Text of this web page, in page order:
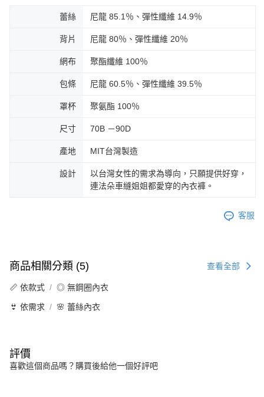
蕾絲 尼龍 85.1％、彈性纖維 14.9％
背片 尼龍 80％、彈性纖維 20％
網布 聚酯纖維 100％
包條 尼龍 60.5％、彈性纖維 39.5％
罩杯 聚氨酯 100％
尺寸 70B －90D
產地 MIT台灣製造
設計
以台灣女性的需求為導向，只願提供好穿，
連法朵車縫姐姐都愛穿的內衣褲。
客服
商品相關分類 (5) 查看全部
📏 依款式 ◎ 無鋼圈內衣
👙 依需求 🌸 蕾絲內衣
評價
喜歡這個商品嗎？購買後給他一個好評吧